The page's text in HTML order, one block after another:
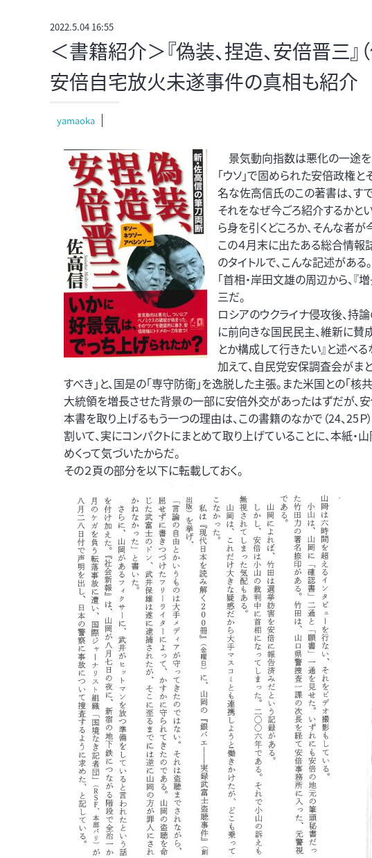
2022.5.04 16:55
＜書籍紹介＞『偽装、捏造、安倍晋三
安倍自宅放火未遂事件の真相も紹介
yamaoka
景気動向指数は悪化の一途を
「ウソ」で固められた安倍政権
名な佐高信氏のこの著書は、す
それをなぜ今ごろ紹介するかと
ら身を引くどころか、そんな者が
この４月末に出たある総合情報
のタイトルで、こんな記述がある。
「首相・岸田文雄の周辺から、
三だ。
ロシアのウクライナ侵攻後、持論
に前向きな国民民主、維新に賛
とか構成して行きたい』と述べる
加えて、自民党安保調査会がま
すべき」と、国是の「専守防衛」を逸脱した主張。また米国との「
大統領を増長させた背景の一部に安倍外交があったはずだが、
本書を取り上げるもう一つの理由は、この書籍のなかで（24、25Ｐ
割いて、実にコンパクトにまとめて取り上げていることに、本紙
めくって気づいたからだ。
その２頁の部分を以下に転載しておく。